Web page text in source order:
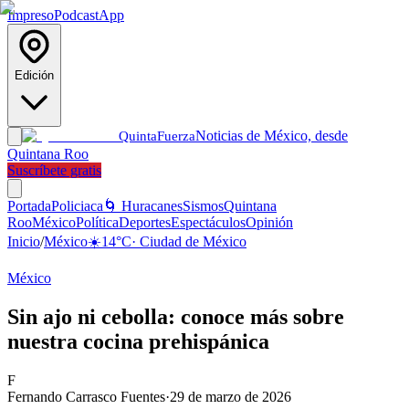
ImpresoPodcastApp
Edición
QuintaFuerzaNoticias de México, desde
Quintana Roo
Suscríbete gratis
PortadaPoliciaca 🌀 HuracanesSismosQuintana
RooMéxicoPolíticaDeportesEspectáculosOpinión
Inicio/México☀️14°C· Ciudad de México
México
Sin ajo ni cebolla: conoce más sobre
nuestra cocina prehispánica
F
Fernando Carrasco Fuentes·29 de marzo de 2026